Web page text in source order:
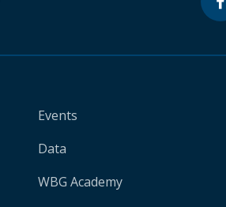
Events
Data
WBG Academy